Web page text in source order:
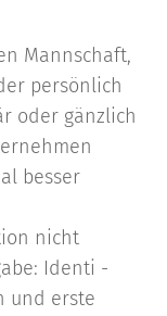
Mannschaft,
persönlich
oder gänzlich
besser
nicht
Identi -
und erste